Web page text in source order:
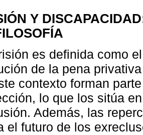
Y
es definida como
de la pena
contexto forman
lo que los sitúa
Además, las
el futuro de los